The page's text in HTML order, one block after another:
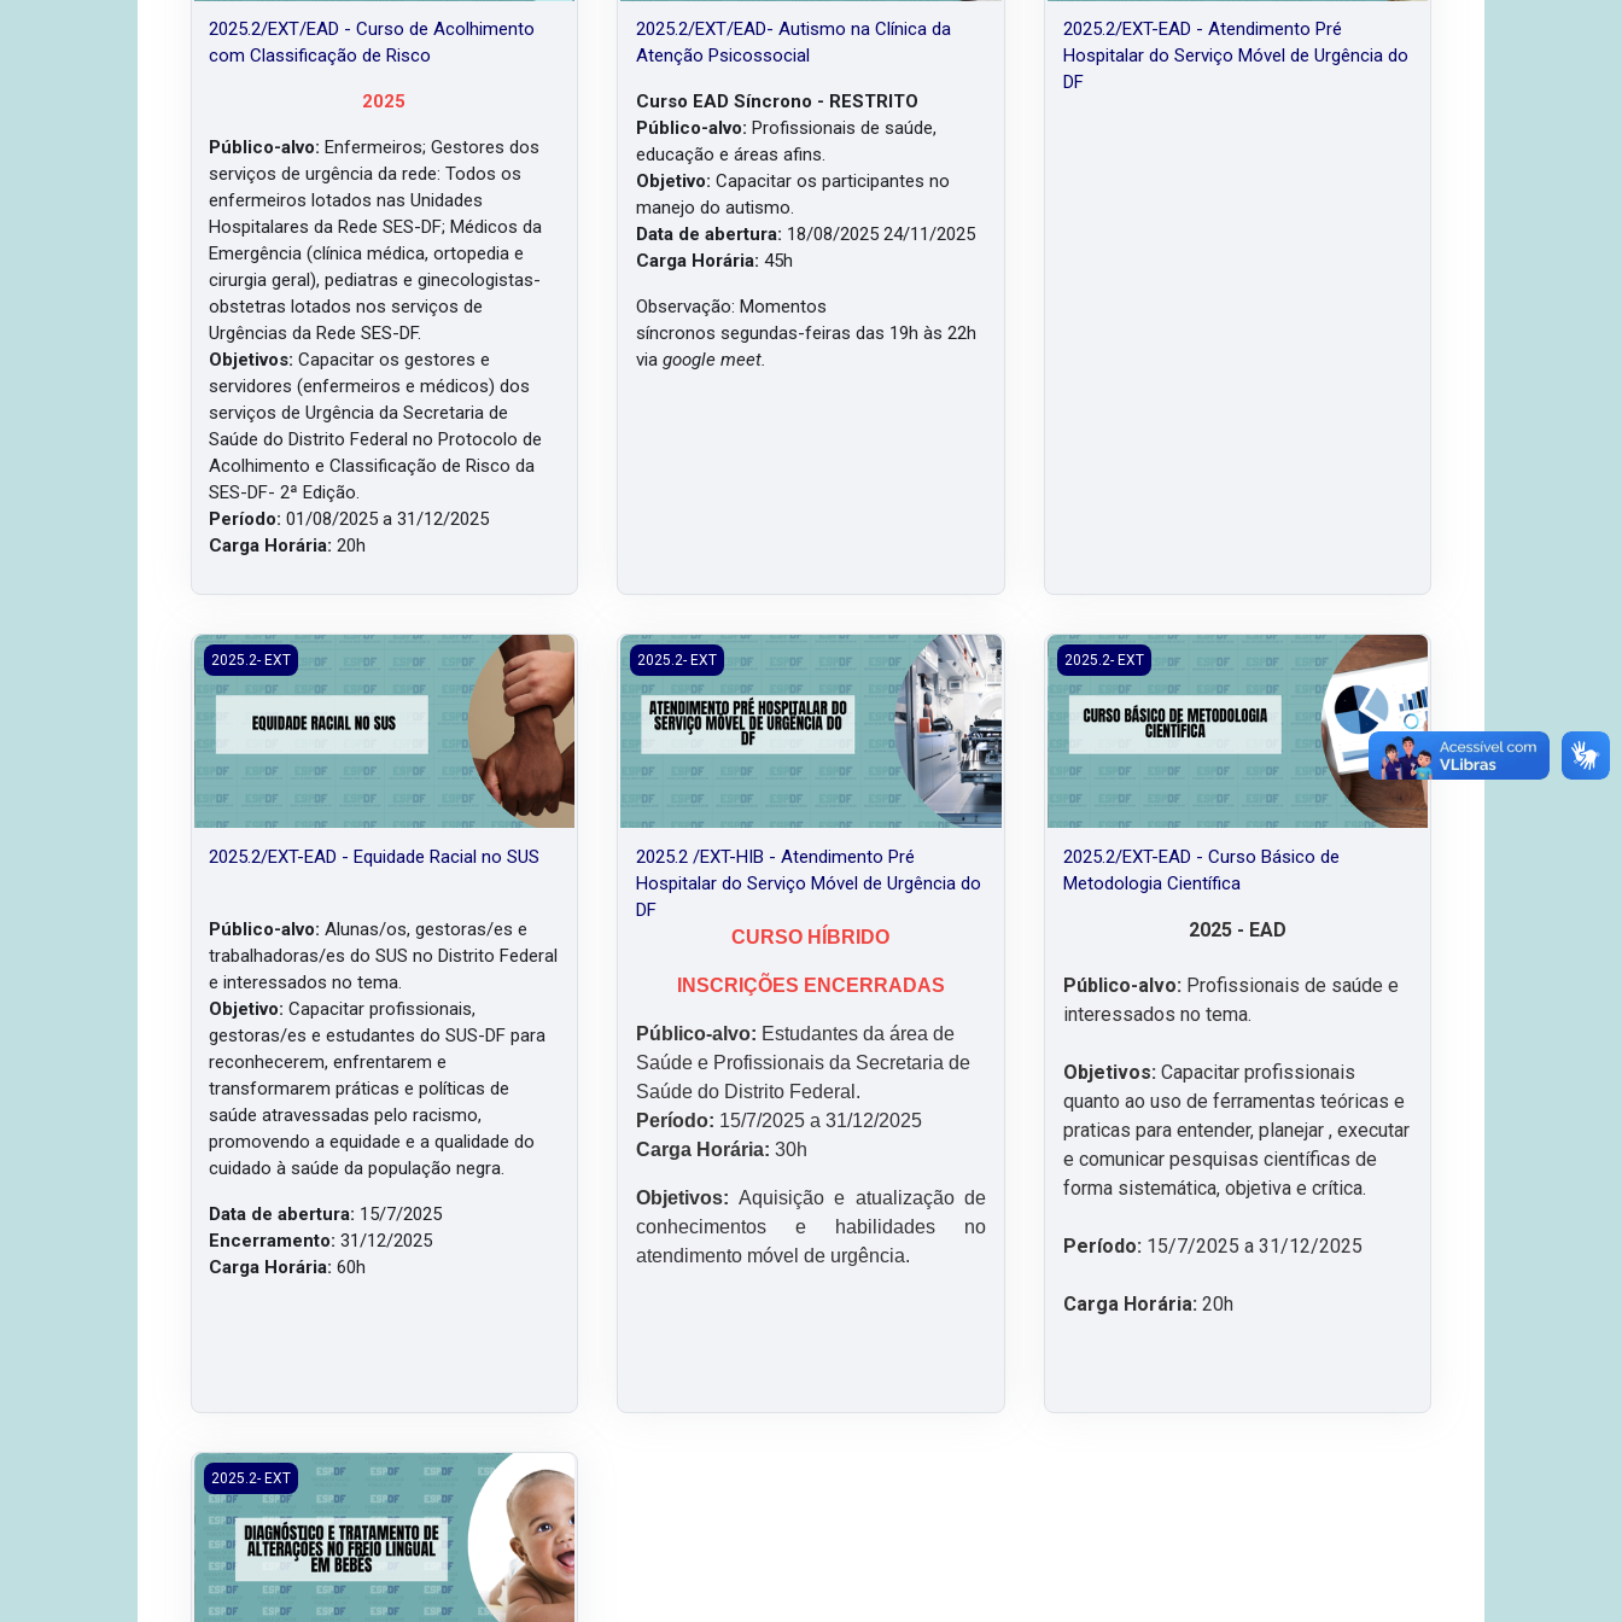
2025.2/EXT/EAD - Curso de Acolhimento
com Classificação de Risco
2025
Público-alvo: Enfermeiros; Gestores dos
serviços de urgência da rede: Todos os
enfermeiros lotados nas Unidades
Hospitalares da Rede SES-DF; Médicos da
Emergência (clínica médica, ortopedia e
cirurgia geral), pediatras e ginecologistas-
obstetras lotados nos serviços de
Urgências da Rede SES-DF.
Objetivos:Capacitar os gestores e
servidores (enfermeiros e médicos) dos
serviços de Urgência da Secretaria de
Saúde do Distrito Federal no Protocolo de
Acolhimento e Classificação de Risco da
SES-DF- 2ª Edição.
Período:01/08/2025 a 31/12/2025
Carga Horária: 20h
2025.2/EXT/EAD- Autismo na Clínica da
Atenção Psicossocial
Curso EAD Síncrono - RESTRITO
Público-alvo: Profissionais de saúde,
educação e áreas afins.
Objetivo: Capacitar os participantes no
manejo do autismo.
Data de abertura: 18/08/2025 24/11/2025
Carga Horária: 45h
Observação: Momentos
síncronos segundas-feiras das 19h às 22h
via google meet.
2025.2/EXT-EAD - Atendimento Pré
Hospitalar do Serviço Móvel de Urgência do
DF
2025.2/EXT-EAD - Equidade Racial no SUS
2025.2- EXT
2025.2/EXT-EAD - Equidade Racial no SUS
Público-alvo:Alunas/os, gestoras/es e
trabalhadoras/es do SUS no Distrito Federal
e interessados no tema.
Objetivo: Capacitar profissionais,
gestoras/es e estudantes do SUS-DF para
reconhecerem, enfrentarem e
transformarem práticas e políticas de
saúde atravessadas pelo racismo,
promovendo a equidade e a qualidade do
cuidado à saúde da população negra.
Data de abertura: 15/7/2025
Encerramento:31/12/2025
Carga Horária: 60h
2025.2 /EXT-HIB - Atendimento Pré Hospitalar do Serviço Móvel de Urgência do DF
2025.2- EXT
2025.2 /EXT-HIB - Atendimento Pré
Hospitalar do Serviço Móvel de Urgência do
DF
CURSO HÍBRIDO
INSCRIÇÕES ENCERRADAS
Público-alvo: Estudantes da área de
Saúde e Profissionais da Secretaria de
Saúde do Distrito Federal.
Período: 15/7/2025 a 31/12/2025
Carga Horária: 30h
Objetivos:Aquisição e atualização de
conhecimentos e habilidades no
atendimento móvel de urgência.
2025.2/EXT-EAD - Curso Básico de Metodologia Científica
2025.2- EXT
2025.2/EXT-EAD - Curso Básico de
Metodologia Científica
2025 - EAD
Público-alvo: Profissionais de saúde e
interessados no tema.
Objetivos: Capacitar profissionais
quanto ao uso de ferramentas teóricas e
praticas para entender, planejar , executar
e comunicar pesquisas científicas de
forma sistemática, objetiva e crítica.
Período: 15/7/2025 a 31/12/2025
Carga Horária: 20h
2025.2/EXT - Diagnóstico e Tratamento de alterações no freio lingual em bebês
2025.2- EXT